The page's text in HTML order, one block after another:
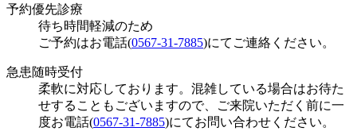
予約優先診療
待ち時間軽減のため
ご予約はお電話(0567-31-7885)にてご連絡ください。
急患随時受付
柔軟に対応しております。混雑している場合はお待た
せすることもございますので、ご来院いただく前に一
度お電話(0567-31-7885)にてお問い合わせください。